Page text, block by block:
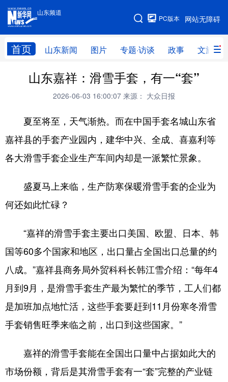
山东频道
网站无障碍
PC版本
首页 山东新闻 图片 专题·访谈 政事 文旅
手机版
网站地图
学习进行时 高层 时政 人事
财经 网评
台湾 思客智库 全球连线 教育
科技 科普 体育 文化
健康 军事 访谈 视频
图片 中央文件 金融 汽车
食品
会展 彩票 娱乐 时尚
悦读 公益 书画 一带一路
亚太网 上市公司 投教基地
地方频道
首页 山东新闻 图片 专题·访谈
政事 文旅 社会民生 山东产经
山东嘉祥：滑雪手套，有一“套”
2026-06-03 16:00:07 来源： 大众日报
夏至将至，天气渐热。而在中国手套名城山东省
嘉祥县的手套产业园内，建华中兴、全成、喜嘉利等
各大滑雪手套企业生产车间内却是一派繁忙景象。
盛夏马上来临，生产防寒保暖滑雪手套的企业为
何还如此忙碌？
“嘉祥的滑雪手套主要出口美国、欧盟、日本、韩
国等60多个国家和地区，出口量占全国出口总量的约
八成。”嘉祥县商务局外贸科科长韩江雪介绍：“每年4
月到9月，是滑雪手套生产最为繁忙的季节，工人们都
是加班加点地忙活，这些手套要赶到11月份寒冬滑雪
手套销售旺季来临之前，出口到这些国家。”
嘉祥的滑雪手套能在全国出口量中占据如此大的
市场份额，背后是其滑雪手套有一“套”完整的产业链